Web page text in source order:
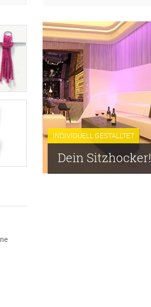
INDIVIDUELL GESTALLTET
Dein Sitzhocker!